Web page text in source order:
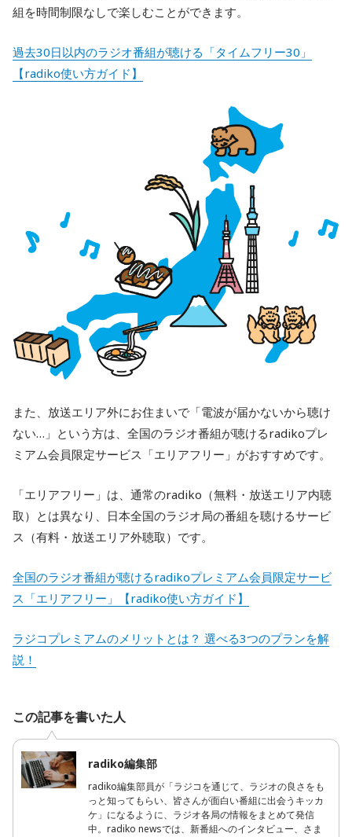
組を時間制限なしで楽しむことができます。
過去30日以内のラジオ番組が聴ける「タイムフリー30」
【radiko使い方ガイド】
また、放送エリア外にお住まいで「電波が届かないから聴け
ない…」という方は、全国のラジオ番組が聴けるradikoプレ
ミアム会員限定サービス「エリアフリー」がおすすめです。
「エリアフリー」は、通常のradiko（無料・放送エリア内聴
取）とは異なり、日本全国のラジオ局の番組を聴けるサービ
ス（有料・放送エリア外聴取）です。
全国のラジオ番組が聴けるradikoプレミアム会員限定サービ
ス「エリアフリー」【radiko使い方ガイド】
ラジコプレミアムのメリットとは？ 選べる3つのプランを解
説！
この記事を書いた人
radiko編集部
radiko編集部員が「ラジコを通じて、ラジオの良さをも
っと知ってもらい、皆さんが面白い番組に出会うキッカ
ケ」になるように、ラジオ各局の情報をまとめて発信
中。radiko newsでは、新番組へのインタビュー、さま